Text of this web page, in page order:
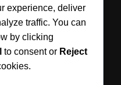
is launching new aero
11, 2018
new law enforced by
experience, deliver
traffic. You can
by clicking
to consent or Reject